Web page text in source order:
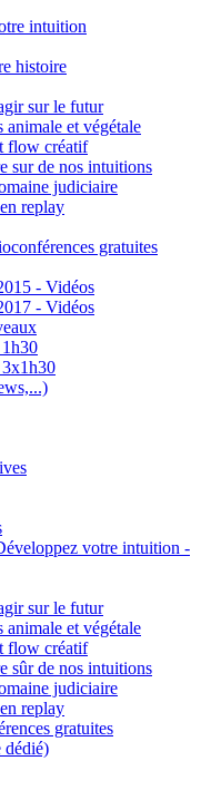
intuition
histoire
sur le futur
et végétale
flow créatif
sur de nos intuitions
judiciaire
replay
gratuites
- Vidéos
- Vidéos
votre intuition -
sur le futur
et végétale
flow créatif
sûr de nos intuitions
judiciaire
replay
gratuites
dédié)